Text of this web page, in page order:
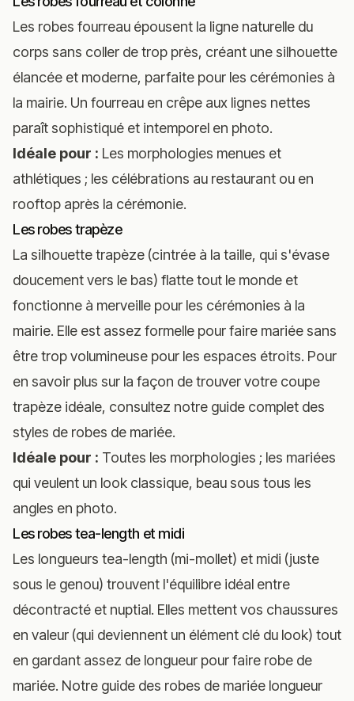
Les robes fourreau épousent la ligne naturelle du
corps sans coller de trop près, créant une silhouette
élancée et moderne, parfaite pour les cérémonies à
la mairie. Un fourreau en crêpe aux lignes nettes
paraît sophistiqué et intemporel en photo.
Idéale pour : Les morphologies menues et
athlétiques ; les célébrations au restaurant ou en
rooftop après la cérémonie.
Les robes trapèze
La silhouette trapèze (cintrée à la taille, qui s'évase
doucement vers le bas) flatte tout le monde et
fonctionne à merveille pour les cérémonies à la
mairie. Elle est assez formelle pour faire mariée sans
être trop volumineuse pour les espaces étroits. Pour
en savoir plus sur la façon de trouver votre coupe
trapèze idéale, consultez notre guide complet des
styles de robes de mariée.
Idéale pour : Toutes les morphologies ; les mariées
qui veulent un look classique, beau sous tous les
angles en photo.
Les robes tea-length et midi
Les longueurs tea-length (mi-mollet) et midi (juste
sous le genou) trouvent l'équilibre idéal entre
décontracté et nuptial. Elles mettent vos chaussures
en valeur (qui deviennent un élément clé du look) tout
en gardant assez de longueur pour faire robe de
mariée. Notre guide des robes de mariée longueur